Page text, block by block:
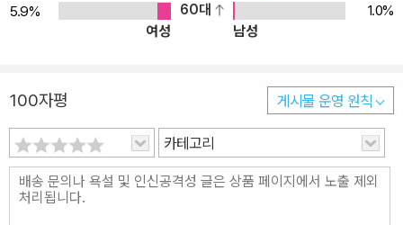
5.9%
60대
1.0%
여성
남성
100자평 게시물 운영 원칙
카테고리